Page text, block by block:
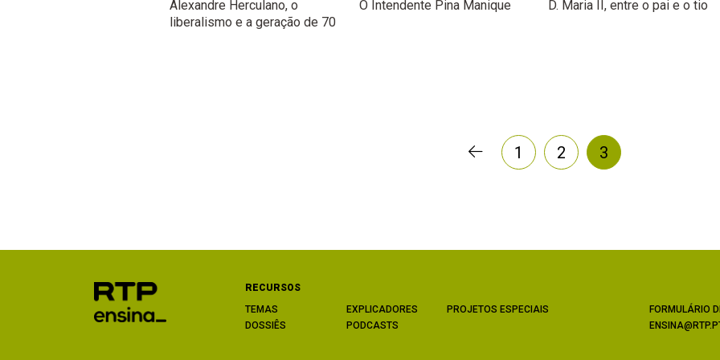
Alexandre Herculano, o
liberalismo e a geração de 70
O Intendente Pina Manique D. Maria II, entre o pai e o tio
1 2 3
RECURSOS
TEMAS
DOSSIÊS
EXPLICADORES
PODCASTS
PROJETOS ESPECIAIS
FORMULÁRIO